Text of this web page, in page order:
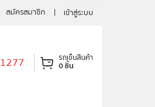
สมัครสมาชิก เข้าสู่ระบบ
1277 รถเข็นสินค้า
0 ชิ้น